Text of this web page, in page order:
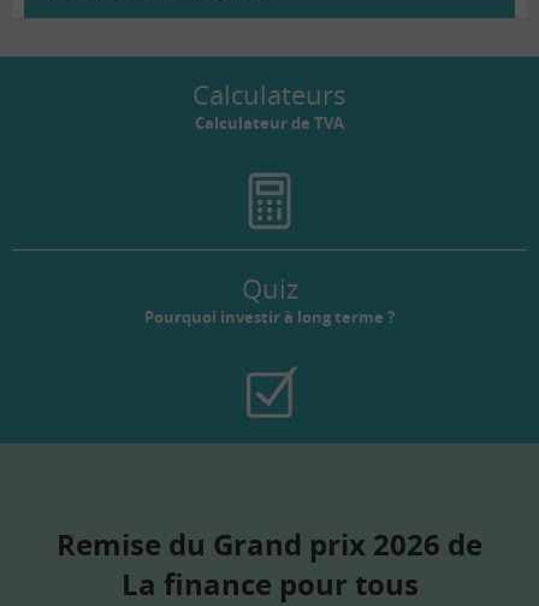
Calculateurs
Calculateur de TVA
Quiz
Pourquoi investir à long terme ?
Remise du Grand prix 2026 de
La finance pour tous